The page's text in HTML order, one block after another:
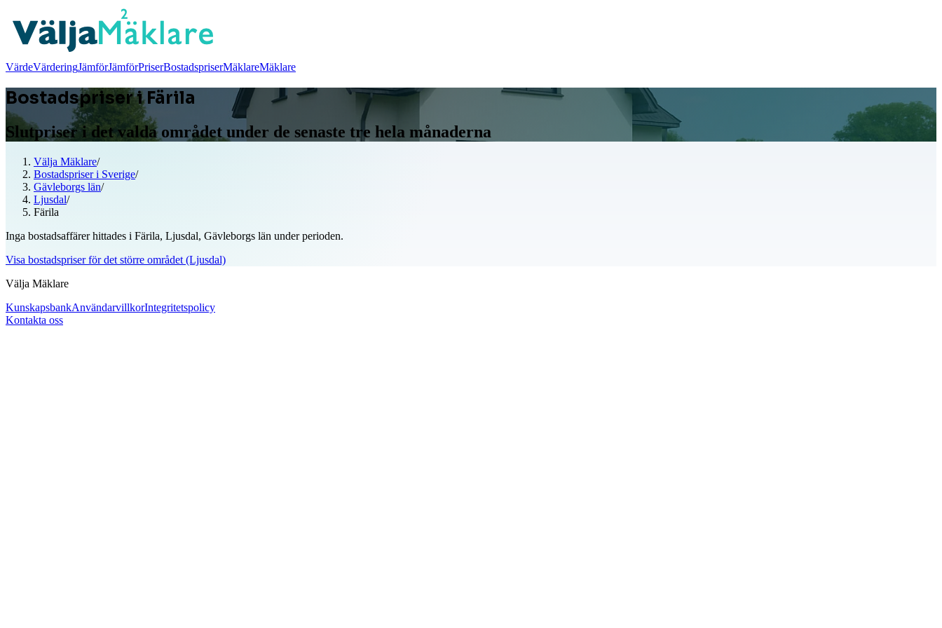
VärdeVärderingJämförJämförPriserBostadspriserMäklareMäklare
Bostadspriser i Färila
Slutpriser i det valda området under de senaste tre hela månaderna
Välja Mäklare/
Bostadspriser i Sverige/
Gävleborgs län/
Ljusdal/
Färila
Inga bostadsaffärer hittades i Färila, Ljusdal, Gävleborgs län under perioden.
Visa bostadspriser för det större området (Ljusdal)
Välja Mäklare
KunskapsbankAnvändarvillkorIntegritetspolicy
Kontakta oss